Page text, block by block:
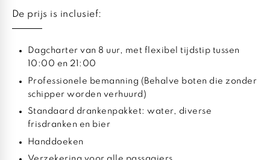
De prijs is inclusief:
Dagcharter van 8 uur, met flexibel tijdstip tussen
10:00 en 21:00
Professionele bemanning (Behalve boten die zonder
schipper worden verhuurd)
Standaard drankenpakket: water, diverse
frisdranken en bier
Handdoeken